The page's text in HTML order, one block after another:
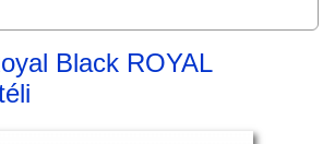
Black ROYAL